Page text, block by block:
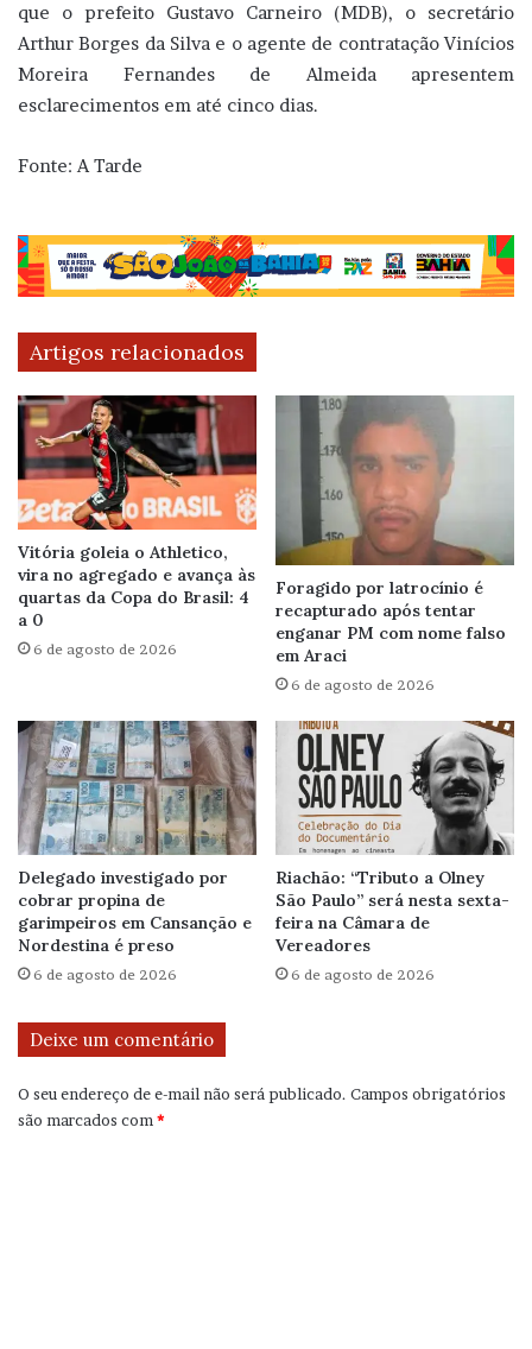
que o prefeito Gustavo Carneiro (MDB), o secretário
Arthur Borges da Silva e o agente de contratação Vinícios
Moreira Fernandes de Almeida apresentem
esclarecimentos em até cinco dias.
Fonte: A Tarde
Artigos relacionados
Vitória goleia o Athletico,
vira no agregado e avança às
quartas da Copa do Brasil: 4
a 0
6 de agosto de 2026
Foragido por latrocínio é
recapturado após tentar
enganar PM com nome falso
em Araci
6 de agosto de 2026
Delegado investigado por
cobrar propina de
garimpeiros em Cansanção e
Nordestina é preso
6 de agosto de 2026
Riachão: “Tributo a Olney
São Paulo” será nesta sexta-
feira na Câmara de
Vereadores
6 de agosto de 2026
Deixe um comentário
O seu endereço de e-mail não será publicado. Campos obrigatórios
são marcados com*